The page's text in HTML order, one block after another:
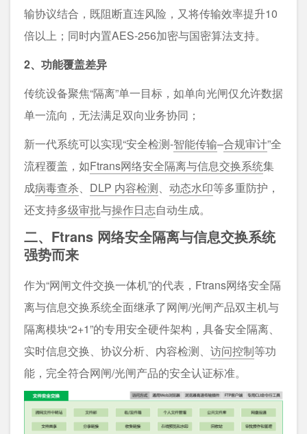
输协议结合，既阻断直连风险，又将传输效率提升10
倍以上；同时内置AES-256加密与国密算法支持。​
2、功能覆盖差异​
传统设备聚焦“隔离”单一目标，如单向光闸仅允许数据
单一流向，无法满足双向业务协同；
新一代系统可以实现“安全检测-智能传输–合规审计”全
流程覆盖，如Ftrans网络安全隔离与信息交换系统集
成病毒查杀、 DLP 内容检测、 动态水印等多重防护，
还支持多级审批与操作日志自动生成。​
二、Ftrans 网络安全隔离与信息交换系统
强势而来
作为“网闸文件交换一体机”的代表，Ftrans网络安全隔
离与信息交换系统全面继承了网闸/光闸产品双主机与
隔离模块“2+1”的专用安全硬件架构，具备安全隔离、
实时信息交换、协议分析、内容检测、 访问控制等功
能，完全符合网闸/光闸产品的安全认证标准。